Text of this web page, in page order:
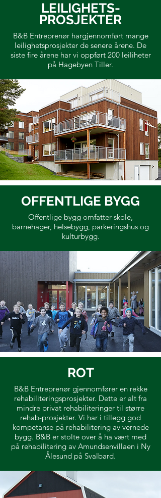
LEILIGHETS-
PROSJEKTER
B&B Entreprenør hargjennomført mange
leilighetsprosjekter de senere årene. De
siste fire årene har vi oppført 200 leiliheter
på Hagebyen Tiller.
OFFENTLIGE BYGG
Offentlige bygg omfatter skole,
barnehager, helsebygg, parkeringshus og
kulturbygg.
ROT
B&B Entreprenør gjennomfører en rekke
rehabiliteringsprosjekter. Dette er alt fra
mindre privat rehabiliteringer til større
rehab-prosjekter. Vi har i tillegg god
kompetanse på rehabilitering av vernede
bygg. B&B er stolte over å ha vært med
på rehabilitering av Amundsenvillaen i Ny
Ålesund på Svalbard.